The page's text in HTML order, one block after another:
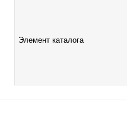
Элемент каталога